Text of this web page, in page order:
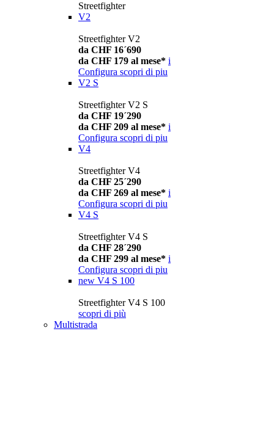
Streetfighter
V2
Streetfighter V2
da CHF 16´690
da CHF 179 al mese* i
Configura scopri di piu
V2 S
Streetfighter V2 S
da CHF 19´290
da CHF 209 al mese* i
Configura scopri di piu
V4
Streetfighter V4
da CHF 25´290
da CHF 269 al mese* i
Configura scopri di piu
V4 S
Streetfighter V4 S
da CHF 28´290
da CHF 299 al mese* i
Configura scopri di piu
new V4 S 100
Streetfighter V4 S 100
scopri di più
Multistrada